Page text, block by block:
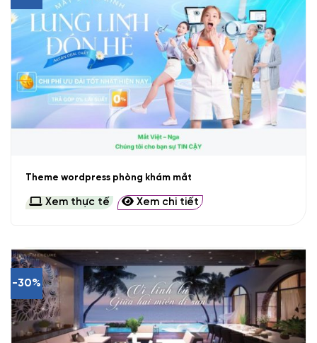
Theme wordpress phòng khám mắt
Xem thực tế Xem chi tiết
-30%